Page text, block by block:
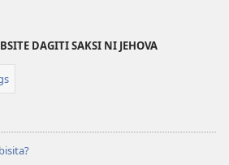
Jehova
DAGITI SAKSI NI JEHOVA